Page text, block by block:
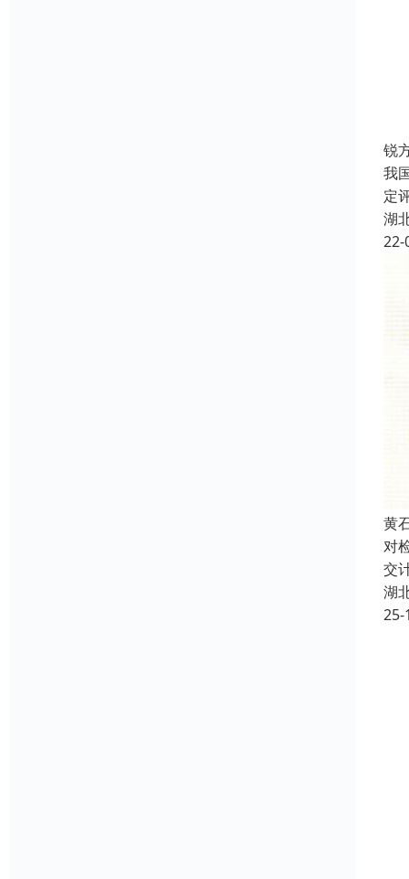
锐
我
定
湖
22-
黄
对
交
湖
25-